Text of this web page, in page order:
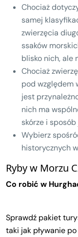
Chociaż
samej
zwierzęcia
ssaków
blisko nich, ale
Chociaż
pod względem
jest
nich ma
skórze i
Wybierz
historycznych
Ryby w Morzu
Co robić w
Sprawdź pakiet
taki jak pływanie